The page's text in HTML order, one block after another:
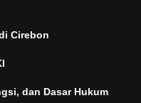
Cirebon
dan Dasar Hukum